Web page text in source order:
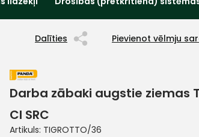
Dalīties Pievienot vēlmju
Darba zābaki augstie ziemas
CI SRC
Artikuls: TIGROTTO/36